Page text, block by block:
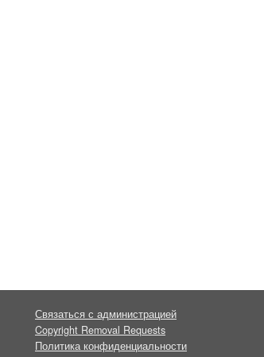
Связаться с администрацией
Copyright Removal Requests
Политика конфиденциальности